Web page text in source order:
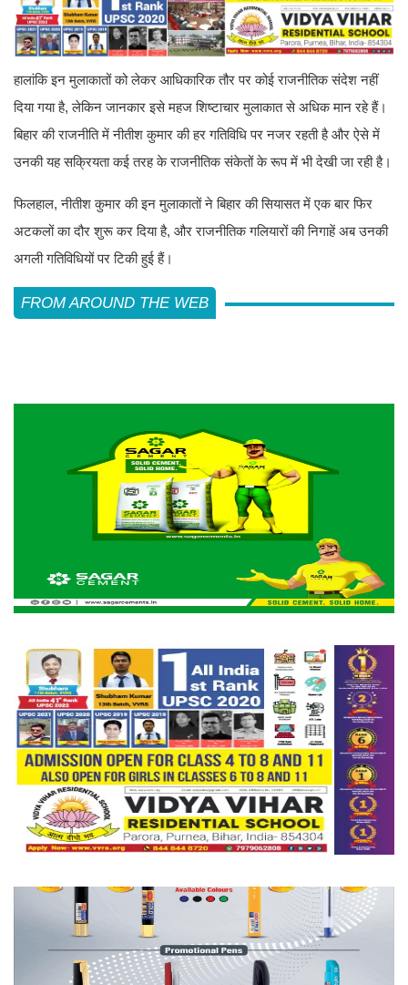
हालांकि इन मुलाकातों को लेकर आधिकारिक तौर पर कोई राजनीतिक संदेश नहीं
दिया गया है, लेकिन जानकार इसे महज शिष्टाचार मुलाकात से अधिक मान रहे हैं।
बिहार की राजनीति में नीतीश कुमार की हर गतिविधि पर नजर रहती है और ऐसे में
उनकी यह सक्रियता कई तरह के राजनीतिक संकेतों के रूप में भी देखी जा रही है।
फिलहाल, नीतीश कुमार की इन मुलाकातों ने बिहार की सियासत में एक बार फिर
अटकलों का दौर शुरू कर दिया है, और राजनीतिक गलियारों की निगाहें अब उनकी
अगली गतिविधियों पर टिकी हुई हैं।
FROM AROUND THE WEB